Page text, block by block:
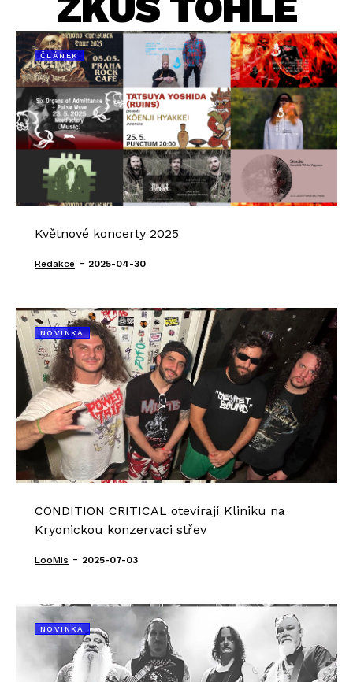
ČLÁNEK
Květnové koncerty 2025
Redakce - 2025-04-30
NOVINKA
CONDITION CRITICAL otevírají Kliniku na
Kryonickou konzervaci střev
LooMis - 2025-07-03
NOVINKA